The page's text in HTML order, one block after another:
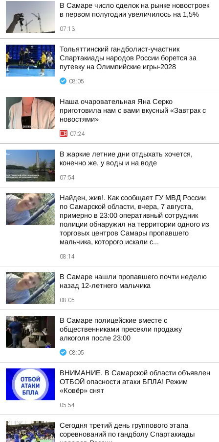
В Самаре число сделок на рынке новостроек
в первом полугодии увеличилось на 1,5%
07:13
Тольяттинский гандболист-участник
Спартакиады народов России борется за
путевку на Олимпийские игры-2028
08:05
Наша очаровательная Яна Серко
приготовила нам с вами вкусный «Завтрак с
новостями»
07:24
В жаркие летние дни отдыхать хочется,
конечно же, у воды и на воде
07:54
Найден, жив!. Как сообщает ГУ МВД России
по Самарской области, вчера, 7 августа,
примерно в 23:00 оперативный сотрудник
полиции обнаружил на территории одного из
торговых центров Самары пропавшего
мальчика, которого искали с...
08:14
В Самаре нашли пропавшего почти неделю
назад 12-летнего мальчика
08:05
В Самаре полицейские вместе с
общественниками пресекли продажу
алкоголя после 23:00
08:05
ВНИМАНИЕ. В Самарской области объявлен
ОТБОЙ опасности атаки БПЛА! Режим
«Ковёр» снят
05:54
Сегодня третий день группового этапа
соревнований по гандболу Спартакиады